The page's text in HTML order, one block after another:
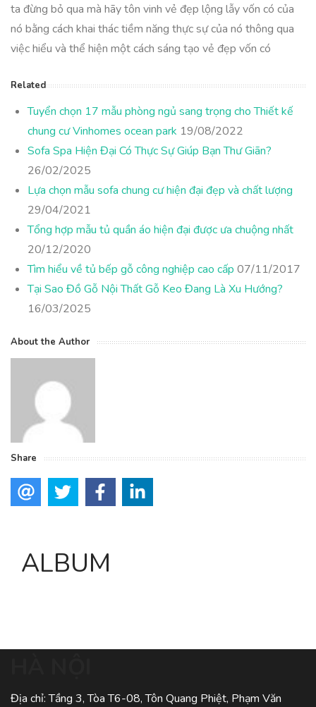
ta đừng bỏ qua mà hãy tôn vinh vẻ đẹp lộng lẫy vốn có của
nó bằng cách khai thác tiềm năng thực sự của nó thông qua
việc hiểu và thể hiện một cách sáng tạo vẻ đẹp vốn có
Related
Tuyển chọn 17 mẫu phòng ngủ sang trọng cho Thiết kế
chung cư Vinhomes ocean park 19/08/2022
Sofa Spa Hiện Đại Có Thực Sự Giúp Bạn Thư Giãn?
26/02/2025
Lựa chọn mẫu sofa chung cư hiện đại đẹp và chất lượng
29/04/2021
Tổng hợp mẫu tủ quần áo hiện đại được ưa chuộng nhất
20/12/2020
Tìm hiểu về tủ bếp gỗ công nghiệp cao cấp 07/11/2017
Tại Sao Đồ Gỗ Nội Thất Gỗ Keo Đang Là Xu Hướng?
16/03/2025
About the Author
Share
ALBUM
Địa chỉ: Tầng 3, Tòa T6-08, Tôn Quang Phiệt, Phạm Văn